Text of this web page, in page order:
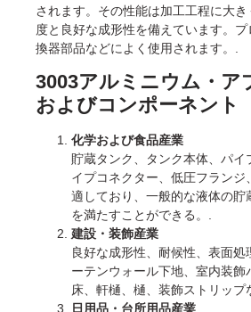
されます。その性能は加工工程に大
度と良好な成形性を備えています。
換器部品などによく使用されます。.
3003アルミニウム・ア
およびコンポーネント
化学および食品産業
貯蔵タンク、タンク本体、パ
イプコネクター、低圧フランジ
適しており、一般的な液体の
を満たすことができる。.
建設・装飾産業
良好な成形性、耐候性、表面
ーテンウォール下地、室内装飾
床、軒樋、樋、装飾ストリップ
日用品・台所用品産業